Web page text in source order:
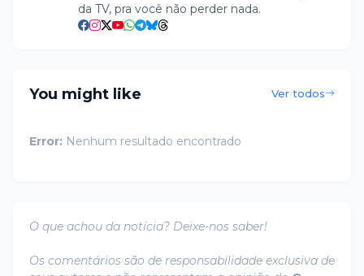
da TV, pra você não perder nada.
You might like Ver todos
Error: Nenhum resultado encontrado
O que achou da notícia? Deixe-nos saber!
Os comentários são de responsabilidade exclusiva de